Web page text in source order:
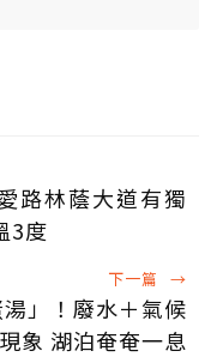
路林蔭大道有獨
3度
下一篇 →
」！廢水＋氣候
象 湖泊奄奄一息